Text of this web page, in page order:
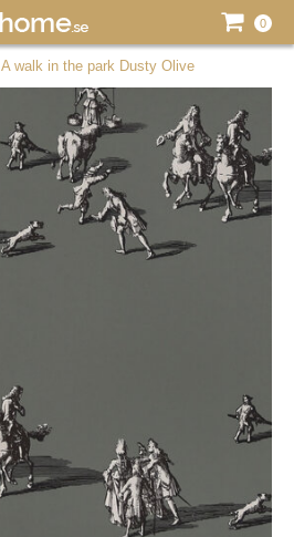
0
A walk in the park Dusty Olive